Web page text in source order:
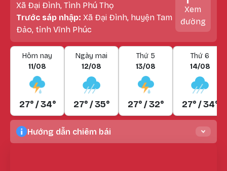
Xã Đại Đình, Tình Phú Thọ
Trước sáp nhập: Xã Đại Đình, huyện Tam
Đảo, tỉnh Vĩnh Phúc
Xem
đường
Hôm nay
11/08
27° / 34°
Ngày mai
12/08
27° / 35°
Thứ 5
13/08
27° / 32°
Thứ 6
14/08
27° / 34°
Hướng dẫn chiêm bái